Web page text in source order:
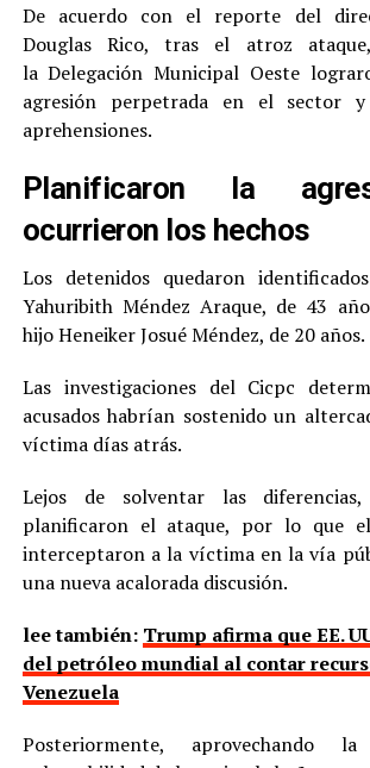
De acuerdo con el reporte del
Douglas Rico, tras el atroz
la Delegación Municipal Oeste
agresión perpetrada en el sector
aprehensiones.
Planificaron la
ocurrieron los hechos
Los detenidos quedaron
Yahuribith Méndez Araque, de 43
hijo Heneiker Josué Méndez, de 20 años.
Las investigaciones del Cicpc
acusados habrían sostenido un
víctima días atrás.
Lejos de solventar las
planificaron el ataque, por lo que
interceptaron a la víctima en la vía
una nueva acalorada discusión.
lee también: Trump afirma que EE.
del petróleo mundial al contar
Venezuela
Posteriormente, aprovechando